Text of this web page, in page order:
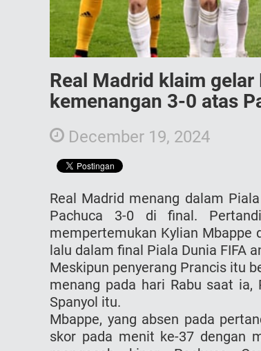
Real Madrid klaim
kemenangan 3-0 atas
December 19, 2024
Real Madrid menang dalam
Pachuca 3-0 di final.
mempertemukan Kylian Mbappe
lalu dalam final Piala Dunia FIFA
Meskipun penyerang Prancis itu
menang pada hari Rabu saat
Spanyol itu.
Mbappe, yang absen pada
skor pada menit ke-37 dengan